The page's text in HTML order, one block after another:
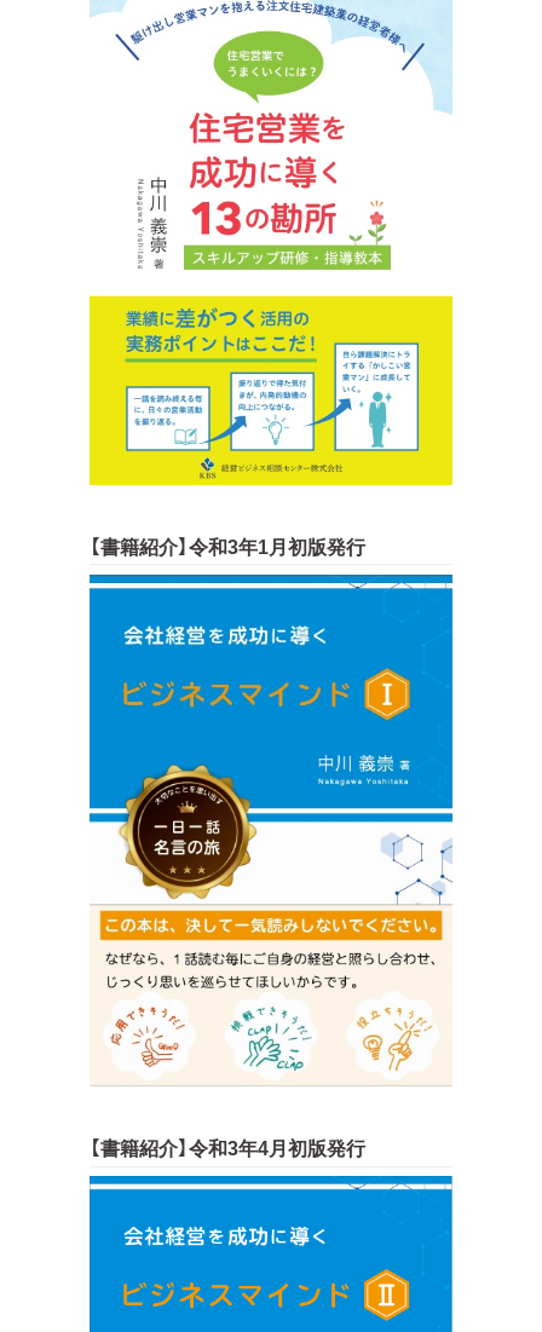
【書籍紹介】令和3年1月初版発行
【書籍紹介】令和3年4月初版発行